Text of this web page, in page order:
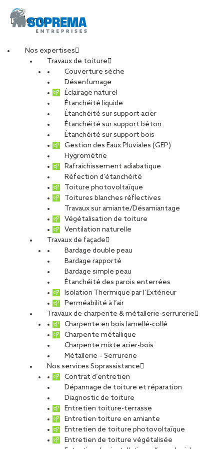
Menu
Nos expertises
Travaux de toiture
Couverture sèche
Désenfumage
Éclairage naturel
Étanchéité liquide
Étanchéité sur support acier
Étanchéité sur support béton
Étanchéité sur support bois
Gestion des Eaux Pluviales (GEP)
Hygrométrie
Rafraichissement adiabatique
Réfection d’étanchéité
Toiture photovoltaïque
Toitures blanches réflectives
Travaux sur amiante/Désamiantage
Végétalisation de toiture
Ventilation naturelle
Travaux de façade
Bardage double peau
Bardage rapporté
Bardage simple peau
Étanchéité des parois enterrées
Isolation Thermique par l’Extérieur
Perméabilité à l’air
Travaux de charpente & métallerie-serrurerie
Charpente en bois lamellé-collé
Charpente métallique
Charpente mixte acier-bois
Métallerie – Serrurerie
Nos services Soprassistance
Contrat d’entretien
Dépannage de toiture et réparation
Diagnostic de toiture
Entretien toiture-terrasse
Entretien toiture en amiante
Entretien de toiture photovoltaïque
Entretien de toiture végétalisée
VOIR LES PHOTOS
Centre d’Incendie et
de Secours de
Colombey les Belles
PARTAGER
Carte d'identité du chantier
Enveloppe
Colombey-les-Belles
Nancy
Maître d’ouvrage :
SDIS de Meurthe-et-Moselle
Maître d’oeuvre :BAAM-FFW